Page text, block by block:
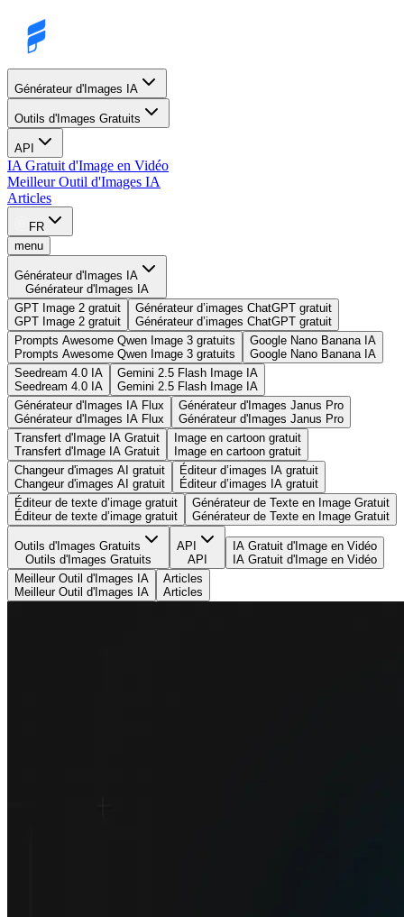
Générateur d'Images IA
Outils d'Images Gratuits
API
IA Gratuit d'Image en Vidéo
Meilleur Outil d'Images IA
Articles
FR
menu
Générateur d'Images IA
Générateur d'Images IA
GPT Image 2 gratuit
GPT Image 2 gratuit
Générateur d’images ChatGPT gratuit
Générateur d’images ChatGPT gratuit
Prompts Awesome Qwen Image 3 gratuits
Prompts Awesome Qwen Image 3 gratuits
Google Nano Banana IA
Google Nano Banana IA
Seedream 4.0 IA
Seedream 4.0 IA
Gemini 2.5 Flash Image IA
Gemini 2.5 Flash Image IA
Générateur d'Images IA Flux
Générateur d'Images IA Flux
Générateur d'Images Janus Pro
Générateur d'Images Janus Pro
Transfert d'Image IA Gratuit
Transfert d'Image IA Gratuit
Image en cartoon gratuit
Image en cartoon gratuit
Changeur d'images AI gratuit
Changeur d'images AI gratuit
Éditeur d’images IA gratuit
Éditeur d’images IA gratuit
Éditeur de texte d’image gratuit
Éditeur de texte d’image gratuit
Générateur de Texte en Image Gratuit
Générateur de Texte en Image Gratuit
Outils d'Images Gratuits
Outils d'Images Gratuits
API
API
IA Gratuit d'Image en Vidéo
IA Gratuit d'Image en Vidéo
Meilleur Outil d'Images IA
Meilleur Outil d'Images IA
Articles
Articles